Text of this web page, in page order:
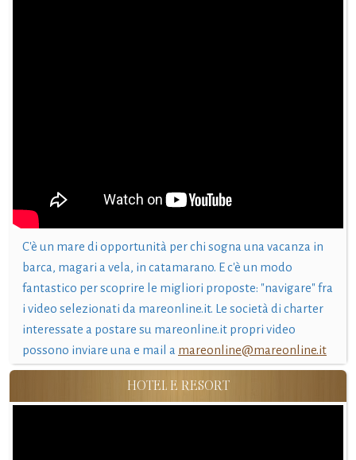
C'è un mare di opportunità per chi sogna una vacanza in
barca, magari a vela, in catamarano. E c'è un modo
fantastico per scoprire le migliori proposte: "navigare" fra
i video selezionati da mareonline.it. Le società di charter
interessate a postare su mareonline.it propri video
possono inviare una e mail a mareonline@mareonline.it
HOTEL E RESORT